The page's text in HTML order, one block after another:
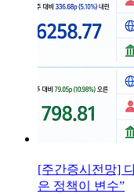
[주간증시전망]
은 정책이 변수”